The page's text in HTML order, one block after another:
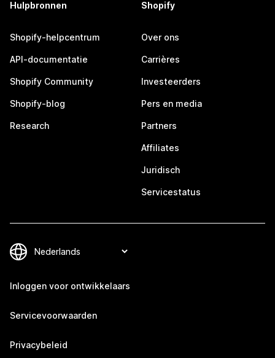
Hulpbronnen
Shopify-helpcentrum
API-documentatie
Shopify Community
Shopify-blog
Research
Shopify
Over ons
Carrières
Investeerders
Pers en media
Partners
Affiliates
Juridisch
Servicestatus
Inloggen voor ontwikkelaars
Servicevoorwaarden
Privacybeleid